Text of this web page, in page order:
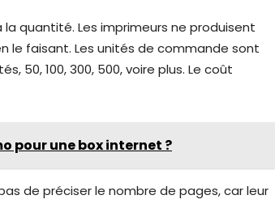
quantité. Les imprimeurs ne produisent
le faisant. Les unités de commande sont
50, 100, 300, 500, voire plus. Le coût
pour une box internet ?
de préciser le nombre de pages, car leur